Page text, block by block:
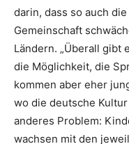
darin, dass so auch
Gemeinschaft
Ländern. „Überall gibt
die Möglichkeit, die
kommen aber eher
wo die deutsche
anderes Problem:
wachsen mit den